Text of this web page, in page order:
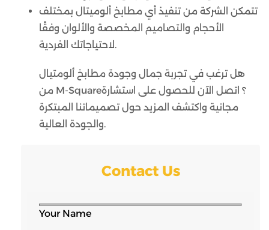
تتمكن الشركة من تنفيذ أي مطابخ ألوميتال بمختلف
الأحجام والتصاميم المخصصة والألوان وفقًا
لاحتياجاتك الفردية.
هل ترغب في تجربة جمال وجودة مطابخ ألومتيال
من M-Square؟ اتصل الآن للحصول على استشارة
مجانية واكتشف المزيد حول تصميماتنا المبتكرة
والجودة العالية.
Contact Us
Your Name